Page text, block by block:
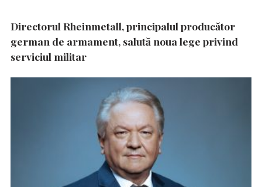
Directorul Rheinmetall, principalul producător
german de armament, salută noua lege privind
serviciul militar